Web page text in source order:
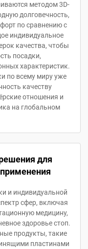
методом 3D-
долговечность,
по сравнению с
индивидуальное
качества, чтобы
посадки,
характеристик.
по всему миру уже
качеству
отношения и
на глобальном
для
и индивидуальной
сфер, включая
медицину,
здоровье стоп.
продукты, такие
пластинами